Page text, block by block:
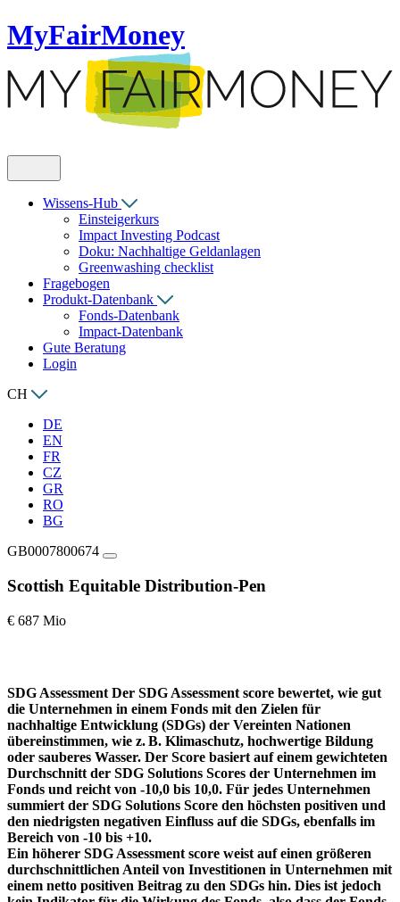
MyFairMoney
Wissens-Hub
Einsteigerkurs
Impact Investing Podcast
Doku: Nachhaltige Geldanlagen
Greenwashing checklist
Fragebogen
Produkt-Datenbank
Fonds-Datenbank
Impact-Datenbank
Gute Beratung
Login
CH
DE
EN
FR
CZ
GR
RO
BG
GB0007800674
Scottish Equitable Distribution-Pen
€ 687 Mio
SDG Assessment Der SDG Assessment score bewertet, wie gut
die Unternehmen in einem Fonds mit den Zielen für
nachhaltige Entwicklung (SDGs) der Vereinten Nationen
übereinstimmen, wie z. B. Klimaschutz, hochwertige Bildung
oder sauberes Wasser. Der Score basiert auf einem gewichteten
Durchschnitt der SDG Solutions Scores der Unternehmen im
Fonds und reicht von -10,0 bis 10,0. Für jedes Unternehmen
summiert der SDG Solutions Score den höchsten positiven und
den niedrigsten negativen Einfluss auf die SDGs, ebenfalls im
Bereich von -10 bis +10.
Ein höherer SDG Assessment score weist auf einen größeren
durchschnittlichen Anteil von Investitionen in Unternehmen mit
einem netto positiven Beitrag zu den SDGs hin. Dies ist jedoch